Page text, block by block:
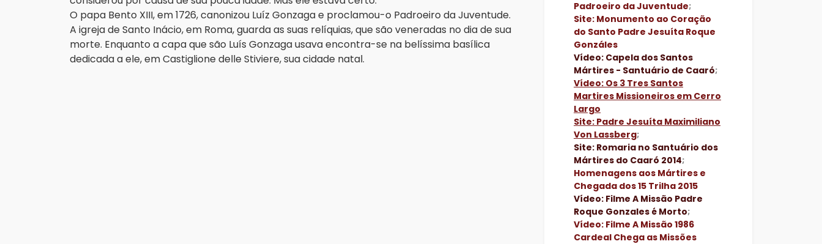
O papa Bento XIII, em 1726, canonizou Luíz Gonzaga e proclamou-o Padroeiro da Juventude.
A igreja de Santo Inácio, em Roma, guarda as suas relíquias, que são veneradas no dia de sua
morte. Enquanto a capa que são Luís Gonzaga usava encontra-se na belíssima basílica
dedicada a ele, em Castiglione delle Stiviere, sua cidade natal.
Padroeiro da Juventude;
Site: Monumento ao Coração
do Santo Padre Jesuíta Roque
Gonzáles
Vídeo: Capela dos Santos
Mártires - Santuário de Caaró;
Vídeo: Os 3 Tres Santos
Martires Missioneiros em Cerro
Largo
Site: Padre Jesuíta Maximiliano
Von Lassberg;
Site: Romaria no Santuário dos
Mártires do Caaró 2014;
Homenagens aos Mártires e
Chegada dos 15 Trilha 2015
Vídeo: Filme A Missão Padre
Roque Gonzales é Morto;
Vídeo: Filme A Missão 1986
Cardeal Chega as Missões